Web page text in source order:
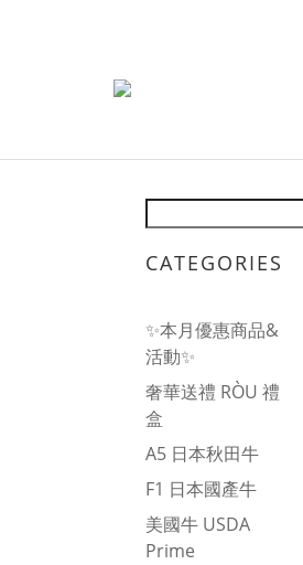
CATEGORIES
✨本月優惠商品&
活動✨
奢華送禮 RÒU 禮
盒
A5 日本秋田牛
F1 日本國產牛
美國牛 USDA
Prime